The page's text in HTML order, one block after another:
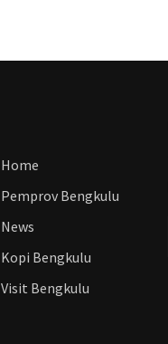
Home
Pemprov Bengkulu
News
Kopi Bengkulu
Visit Bengkulu